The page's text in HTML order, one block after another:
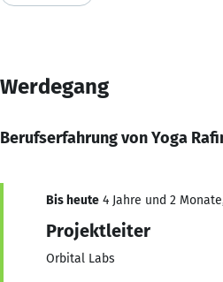
Werdegang
Berufserfahrung von Yoga
Bis heute 4 Jahre und 2
Projektleiter
Orbital Labs